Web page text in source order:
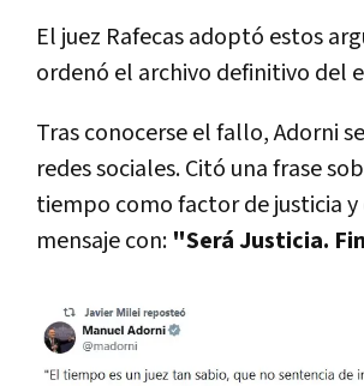
El juez Rafecas adoptó estos
ordenó el archivo definitivo del
Tras conocerse el fallo, Adorni
redes sociales. Citó una frase
tiempo como factor de justicia y
mensaje con: "Será Justicia.